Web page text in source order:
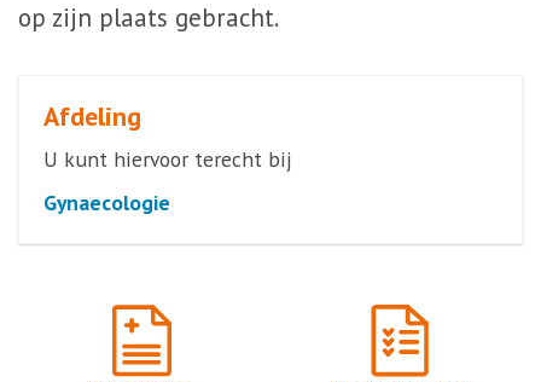
op zijn plaats gebracht.
Afdeling
U kunt hiervoor terecht bij
Gynaecologie